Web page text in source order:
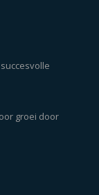
groei door